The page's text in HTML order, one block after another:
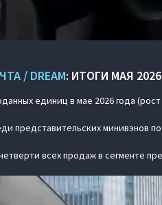
/ DREAM: ИТОГИ МАЯ
единиц в мае 2026 года
представительских минивэнов
всех продаж в сегменте